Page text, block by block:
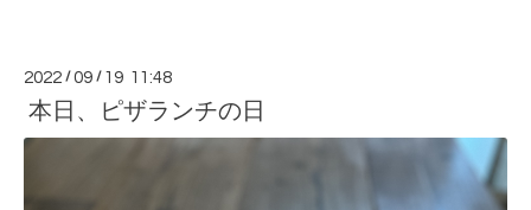
2022 /09 / 19 11:48
本日、ピザランチの日